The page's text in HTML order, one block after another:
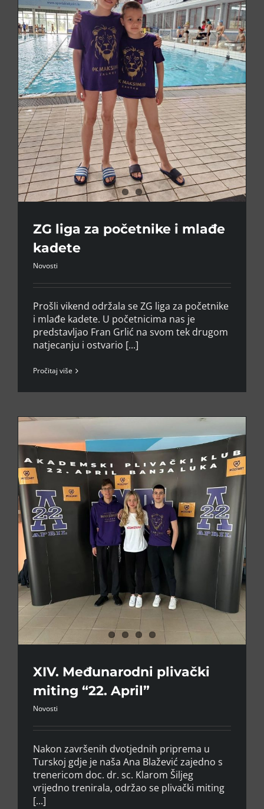
ZG liga za početnike i mlađe
kadete
Novosti
Prošli vikend održala se ZG liga za početnike
i mlađe kadete. U početnicima nas je
predstavljao Fran Grlić na svom tek drugom
natjecanju i ostvario [...]
Pročitaj više
XIV. Međunarodni plivački
miting “22. April”⁣
Novosti
Nakon završenih dvotjednih priprema u
Turskoj gdje je naša Ana Blažević zajedno s
trenericom doc. dr. sc. Klarom Šiljeg
vrijedno trenirala, održao se plivački miting
[...]